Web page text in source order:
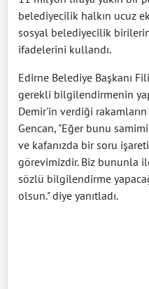
belediyecilik halkın ucuz
sosyal belediyecilik
ifadelerini kullandı.
Edirne Belediye Başkanı
gerekli bilgilendirmenin
Demir'in verdiği
Gencan, "Eğer bunu
ve kafanızda bir soru
görevimizdir. Biz bununla
sözlü bilgilendirme
olsun." diye yanıtladı.